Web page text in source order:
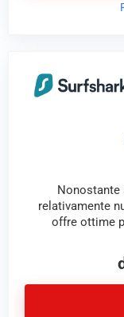
Nonostante
relativamente
offre ottime